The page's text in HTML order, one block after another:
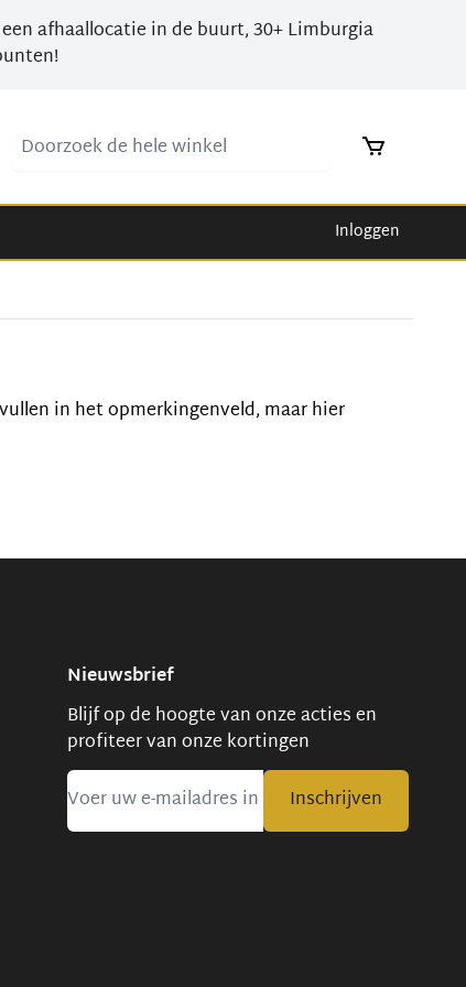
afhaallocatie in de buurt, 30+ Limburgia
Doorzoek de hele winkel
Inloggen
in het opmerkingenveld, maar hier
Nieuwsbrief
Blijf op de hoogte van onze acties en
profiteer van onze kortingen
Inschrijven